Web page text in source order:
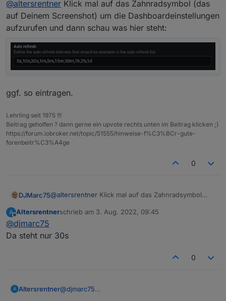
muss Du hier eine Zeit einstellen:
Bei mir geht nur das
@altersrentner Klick mal auf das Zahnradsymbol (das
auf Deinem Screenshot) um die Dashboardeinstellungen
aufzurufen und dann schau was hier steht:
ggf. so eintragen.
Lehrling seit 1975 !!!
Beitrag geholfen ? dann gerne ein upvote rechts unten im Beitrag klicken ;)
https://forum.iobroker.net/topic/51555/hinweise-f%C3%BCr-gute-
forenbeitr%C3%A4ge
0
DJMarc75@altersrentner Klick mal auf das Zahnradsymbol
Dashboardeinstellungen aufzurufen und dann
ggf. so eintragen.
A
Offline
Altersrentnerschrieb am 3. Aug. 2022, 09:45
zuletzt editiert von
@djmarc75
Da steht nur 30s
0
A Altersrentner@djmarc75